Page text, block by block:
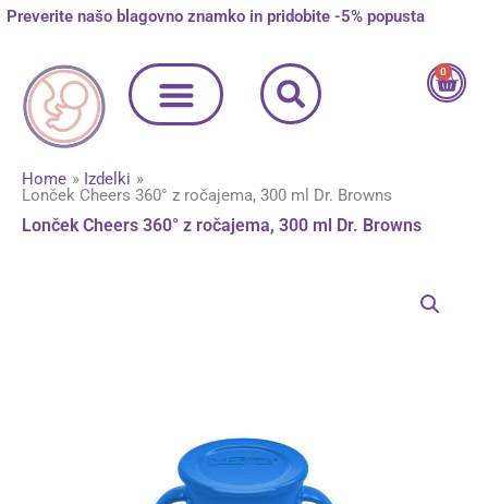
Skip
toPreverite našo blagovno znamko in pridobite -5% popusta
0
Cart
Home
Izdelki
Lonček Cheers 360° z ročajema, 300 ml Dr. Browns
Lonček Cheers 360° z ročajema, 300 ml Dr. Browns